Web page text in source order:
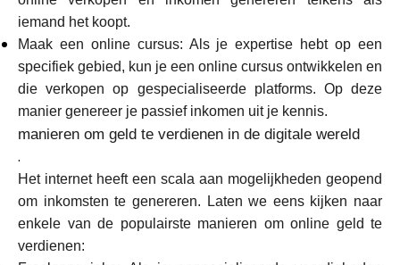
iemand het koopt.
Maak een online cursus: Als je expertise hebt op een
specifiek gebied, kun je een online cursus ontwikkelen en
die verkopen op gespecialiseerde platforms. Op deze
manier genereer je passief inkomen uit je kennis.
manieren om geld te verdienen in de digitale wereld
.
Het internet heeft een scala aan mogelijkheden geopend
om inkomsten te genereren. Laten we eens kijken naar
enkele van de populairste manieren om online geld te
verdienen: